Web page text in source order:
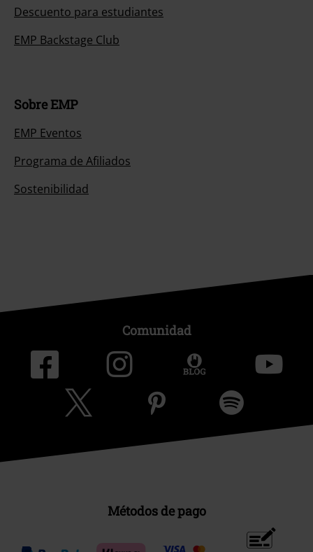
Descuento para estudiantes
EMP Backstage Club
Sobre EMP
EMP Eventos
Programa de Afiliados
Sostenibilidad
Comunidad
Métodos de pago